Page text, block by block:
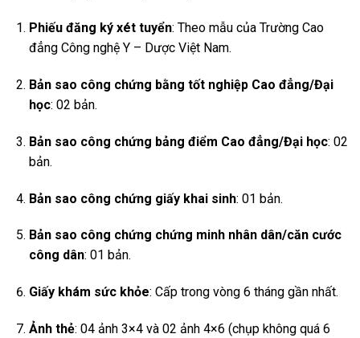
Phiếu đăng ký xét tuyển: Theo mẫu của Trường Cao
đẳng Công nghệ Y – Dược Việt Nam.
Bản sao công chứng bằng tốt nghiệp Cao đẳng/Đại
học: 02 bản.
Bản sao công chứng bảng điểm Cao đẳng/Đại học: 02
bản.
Bản sao công chứng giấy khai sinh: 01 bản.
Bản sao công chứng chứng minh nhân dân/căn cước
công dân: 01 bản.
Giấy khám sức khỏe: Cấp trong vòng 6 tháng gần nhất.
Ảnh thẻ: 04 ảnh 3×4 và 02 ảnh 4×6 (chụp không quá 6